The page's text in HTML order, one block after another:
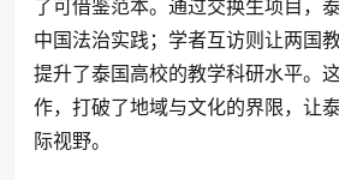
中国法治实践；学者互访则让两国
提升了泰国高校的教学科研水平。
作，打破了地域与文化的界限，让
际视野。